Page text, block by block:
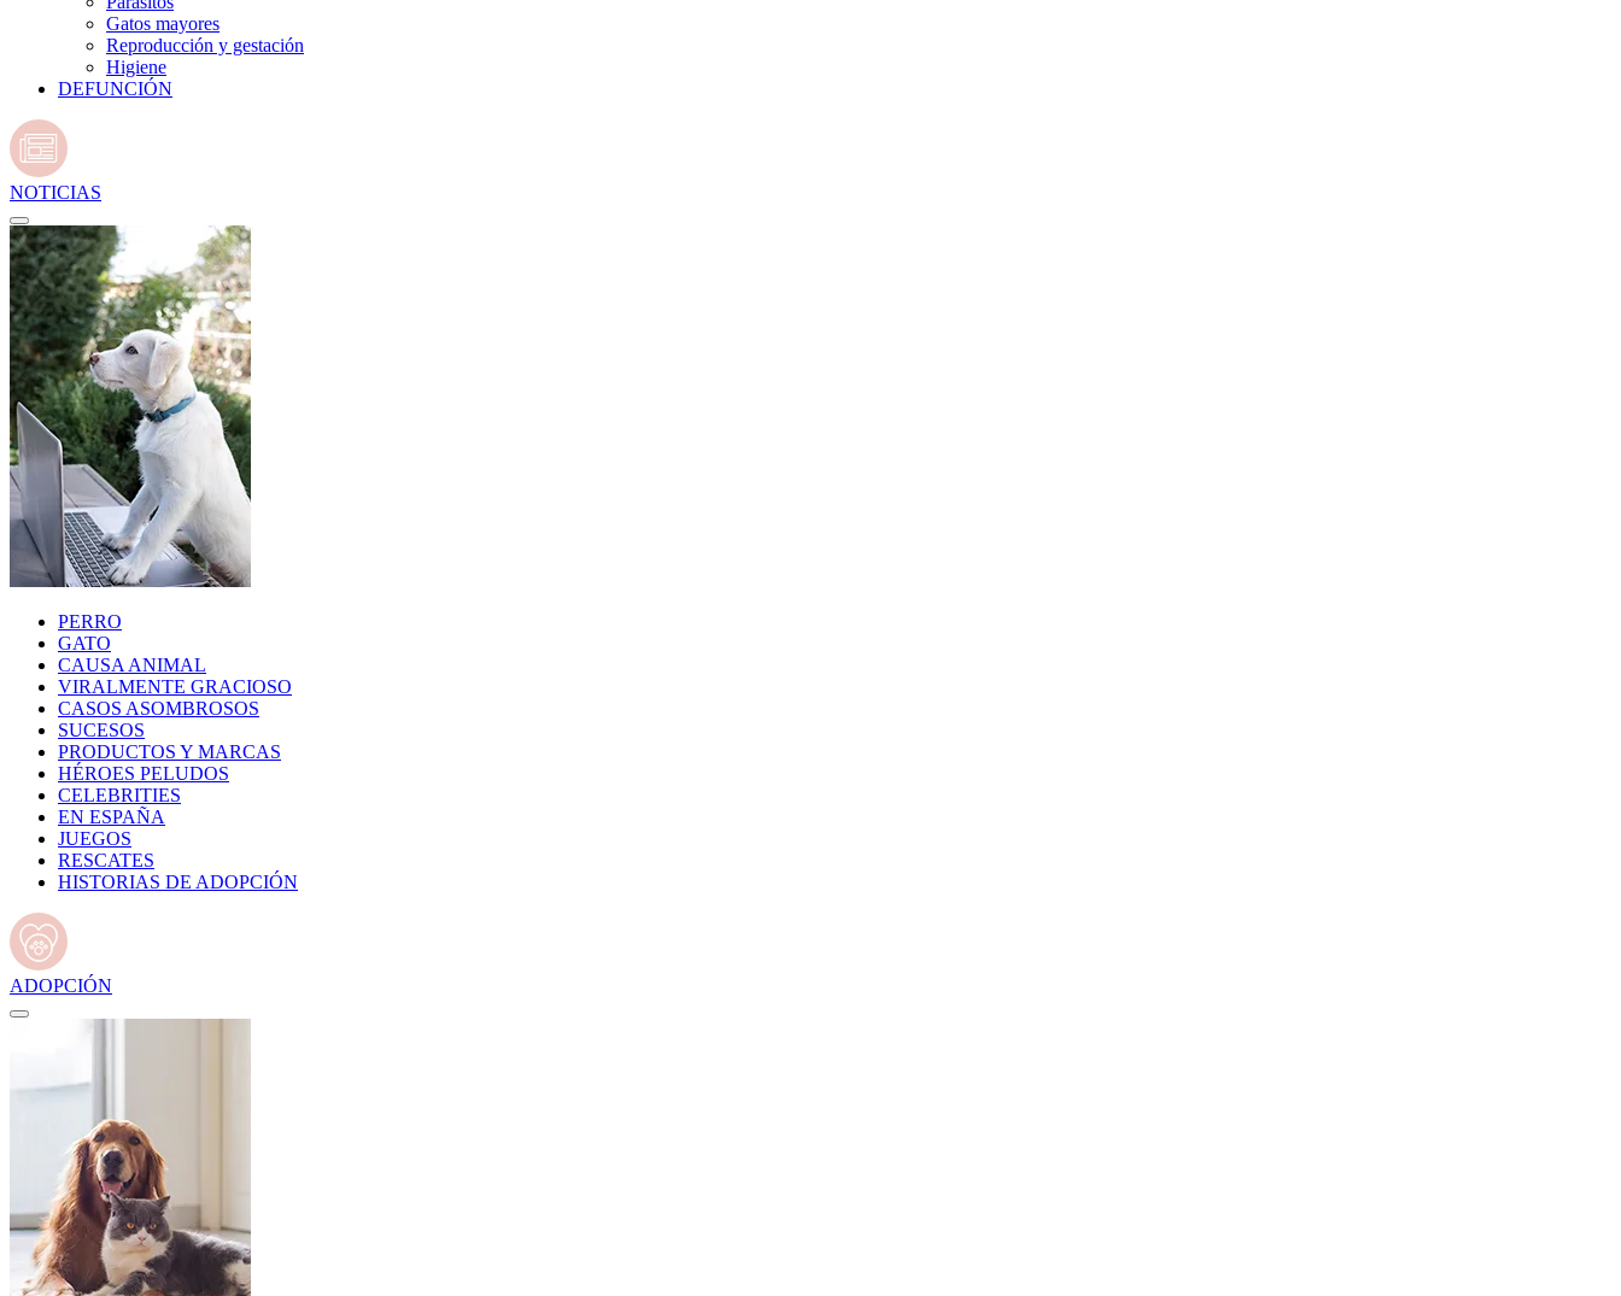
Gatos mayores
Reproducción y gestación
Higiene
DEFUNCIÓN
NOTICIAS
PERRO
GATO
CAUSA ANIMAL
VIRALMENTE GRACIOSO
CASOS ASOMBROSOS
SUCESOS
PRODUCTOS Y MARCAS
HÉROES PELUDOS
CELEBRITIES
EN ESPAÑA
JUEGOS
RESCATES
HISTORIAS DE ADOPCIÓN
ADOPCIÓN